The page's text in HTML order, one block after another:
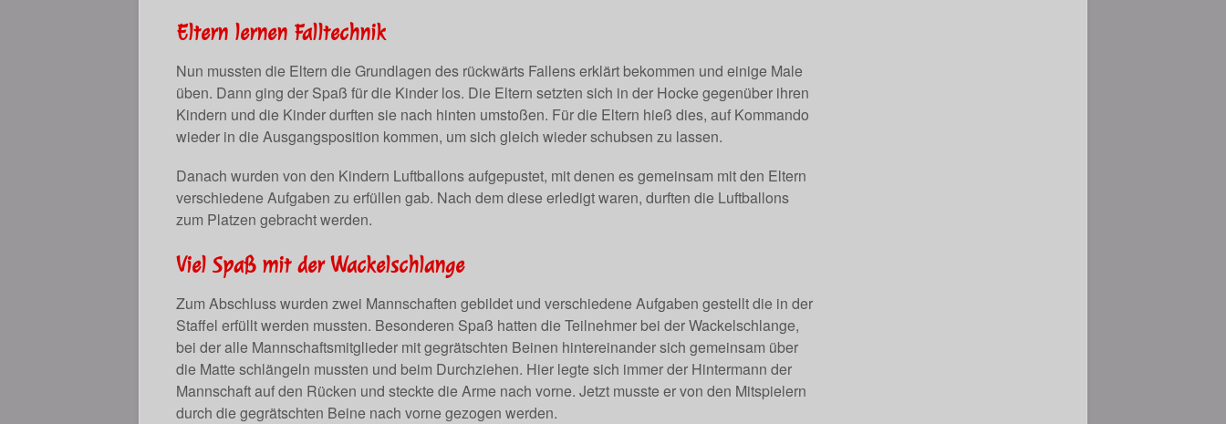
Eltern lernen Falltechnik
Nun mussten die Eltern die Grundlagen des rückwärts Fallens erklärt bekommen und einige Male
üben. Dann ging der Spaß für die Kinder los. Die Eltern setzten sich in der Hocke gegenüber ihren
Kindern und die Kinder durften sie nach hinten umstoßen. Für die Eltern hieß dies, auf Kommando
wieder in die Ausgangsposition kommen, um sich gleich wieder schubsen zu lassen.
Danach wurden von den Kindern Luftballons aufgepustet, mit denen es gemeinsam mit den Eltern
verschiedene Aufgaben zu erfüllen gab. Nach dem diese erledigt waren, durften die Luftballons
zum Platzen gebracht werden.
Viel Spaß mit der Wackelschlange
Zum Abschluss wurden zwei Mannschaften gebildet und verschiedene Aufgaben gestellt die in der
Staffel erfüllt werden mussten. Besonderen Spaß hatten die Teilnehmer bei der Wackelschlange,
bei der alle Mannschaftsmitglieder mit gegrätschten Beinen hintereinander sich gemeinsam über
die Matte schlängeln mussten und beim Durchziehen. Hier legte sich immer der Hintermann der
Mannschaft auf den Rücken und steckte die Arme nach vorne. Jetzt musste er von den Mitspielern
durch die gegrätschten Beine nach vorne gezogen werden.